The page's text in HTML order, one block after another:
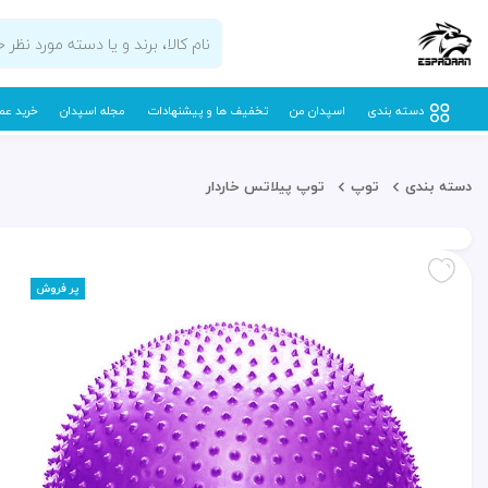
دسته بندی اسپدان من تخفیف ها و پیشنهادات مجله اسپدان خرید
دسته بندی توپ توپ پیلاتس خاردار
پر فروش